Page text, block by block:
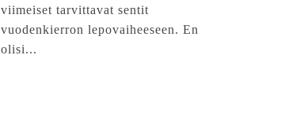
viimeiset tarvittavat sentit
vuodenkierron lepovaiheeseen. En
olisi...